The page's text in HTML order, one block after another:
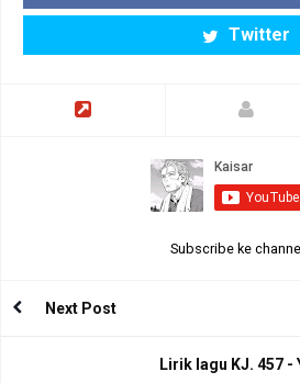
Twitter
Subscribe ke
Next Post
Lirik lagu KJ. 457 -